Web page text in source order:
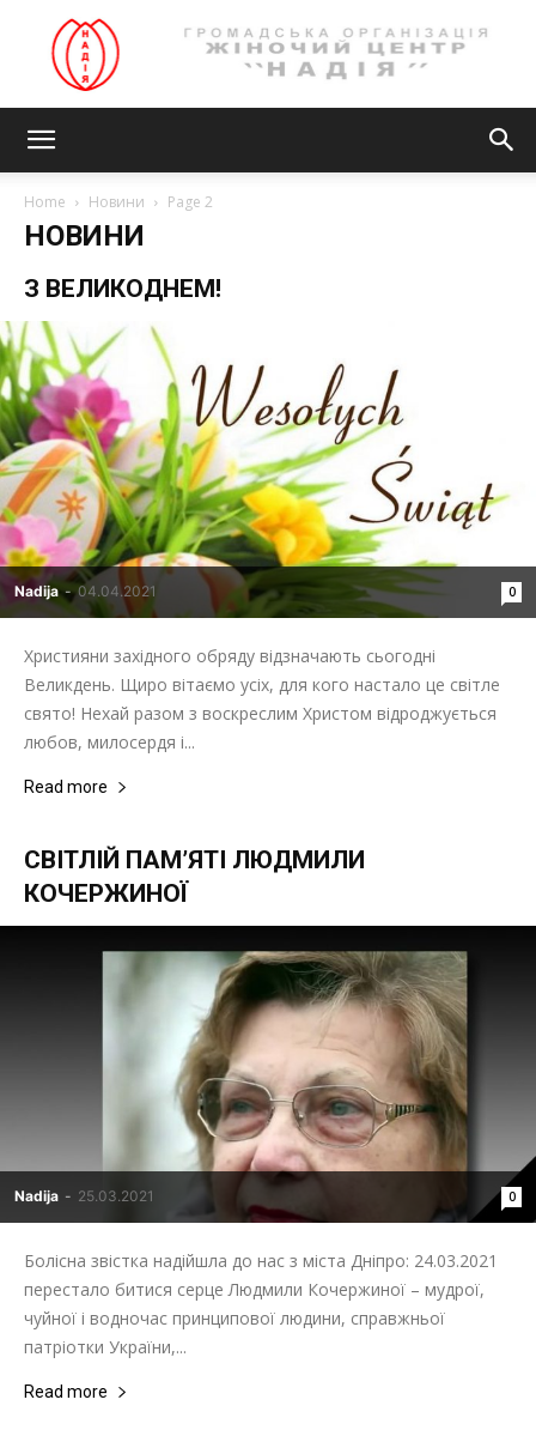
ЖІНОЧИЙ
ЦЕНТР
"НАДІЯ"
Home Новини Page 2
НОВИНИ
З ВЕЛИКОДНЕМ!
Nadija - 04.04.2021 0
Християни західного обряду відзначають сьогодні
Великдень. Щиро вітаємо усіх, для кого настало це світле
свято! Нехай разом з воскреслим Христом відроджується
любов, милосердя і...
Read more
СВІТЛІЙ ПАМ’ЯТІ ЛЮДМИЛИ
КОЧЕРЖИНОЇ
Nadija - 25.03.2021 0
Болісна звістка надійшла до нас з міста Дніпро: 24.03.2021
перестало битися серце Людмили Кочержиної – мудрої,
чуйної і водночас принципової людини, справжньої
патріотки України,...
Read more